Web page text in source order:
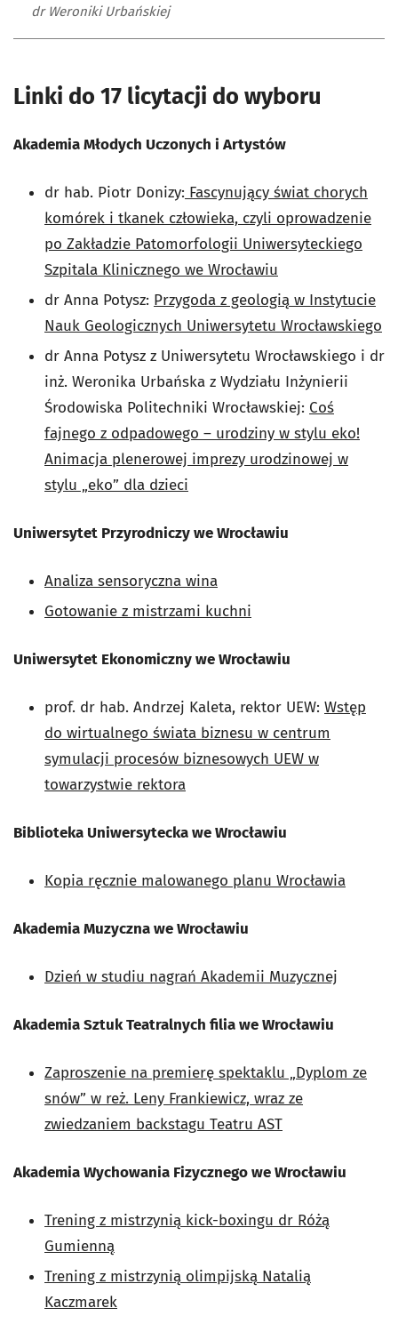
dr Weroniki Urbańskiej
Linki do 17 licytacji do wyboru
Akademia Młodych Uczonych i Artystów
dr hab. Piotr Donizy: Fascynujący świat chorych
komórek i tkanek człowieka, czyli oprowadzenie
po Zakładzie Patomorfologii Uniwersyteckiego
Szpitala Klinicznego we Wrocławiu
dr Anna Potysz: Przygoda z geologią w Instytucie
Nauk Geologicznych Uniwersytetu Wrocławskiego
dr Anna Potysz z Uniwersytetu Wrocławskiego i dr
inż. Weronika Urbańska z Wydziału Inżynierii
Środowiska Politechniki Wrocławskiej: Coś
fajnego z odpadowego – urodziny w stylu eko!
Animacja plenerowej imprezy urodzinowej w
stylu „eko” dla dzieci
Uniwersytet Przyrodniczy we Wrocławiu
Analiza sensoryczna wina
Gotowanie z mistrzami kuchni
Uniwersytet Ekonomiczny we Wrocławiu
prof. dr hab. Andrzej Kaleta, rektor UEW: Wstęp
do wirtualnego świata biznesu w centrum
symulacji procesów biznesowych UEW w
towarzystwie rektora
Biblioteka Uniwersytecka we Wrocławiu
Kopia ręcznie malowanego planu Wrocławia
Akademia Muzyczna we Wrocławiu
Dzień w studiu nagrań Akademii Muzycznej
Akademia Sztuk Teatralnych filia we Wrocławiu
Zaproszenie na premierę spektaklu „Dyplom ze
snów” w reż. Leny Frankiewicz, wraz ze
zwiedzaniem backstagu Teatru AST
Akademia Wychowania Fizycznego we Wrocławiu
Trening z mistrzynią kick-boxingu dr Różą
Gumienną
Trening z mistrzynią olimpijską Natalią
Kaczmarek